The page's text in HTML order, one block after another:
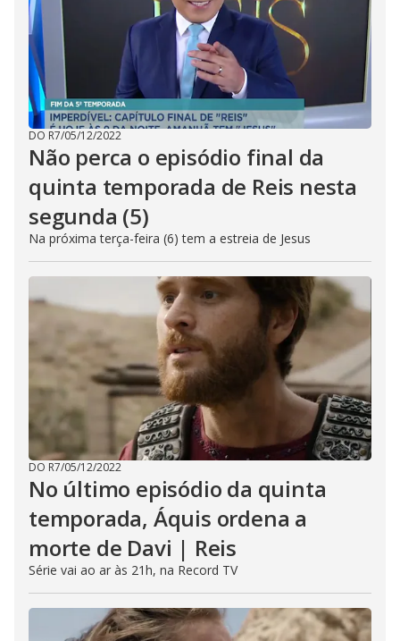
DO R7/05/12/2022
Não perca o episódio final da
quinta temporada de Reis nesta
segunda (5)
Na próxima terça-feira (6) tem a estreia de Jesus
DO R7/05/12/2022
No último episódio da quinta
temporada, Áquis ordena a
morte de Davi | Reis
Série vai ao ar às 21h, na Record TV